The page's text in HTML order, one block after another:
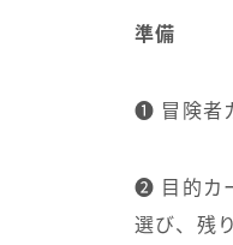
準備
➊ 冒険者
➋ 目的カ
選び、残